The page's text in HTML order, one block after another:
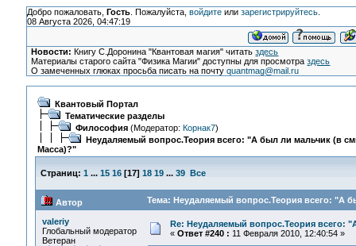
Добро пожаловать, Гость. Пожалуйста, войдитеили зарегистрируйтесь.
08 Августа 2026, 04:47:19
Новости: Книгу С.Доронина "Квантовая магия" читатьздесь
Материалы старого сайта "Физика Магии" доступны для просмотраздесь
О замеченных глюках просьба писать на почтуquantmag@mail.ru
Квантовый Портал
Тематические разделы
Философия(Модератор: Корнак7)
Неудаляемый вопрос.Теория всего: "А был ли мальчик (в
Масса)?"
Страниц: 1 ... 15 16[17] 18 19 ... 39 Все
Автор Тема: Неудаляемый вопрос.Теория всего: "А
valeriy
Глобальный модератор
Ветеран
Re: Неудаляемый вопрос.Теория всего:
« Ответ #240 : 11 Февраля 2010, 12:40:54 »